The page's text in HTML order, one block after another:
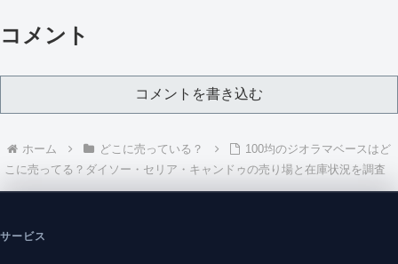
コメント
コメントを書き込む
ホーム どこに売っている？
100均のジオラマベースはど
こに売ってる？ダイソー・セリア・キャンドゥの売り場と在庫状況を調査
サービス